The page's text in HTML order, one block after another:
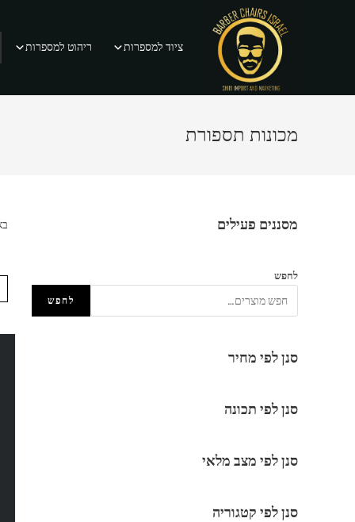
ציוד למספרות ריהוט למספרות
מכונות תספורת
מסננים פעילים
לחפש
לחפש
סנן לפי מחיר
סנן לפי תכונה
סנן לפי מצב מלאי
סנן לפי קטגוריה